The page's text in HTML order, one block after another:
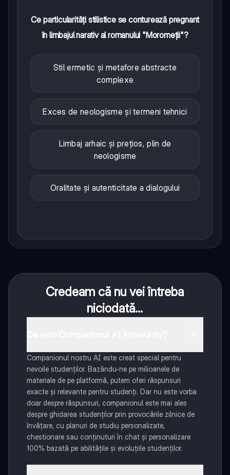
Ce particularități stilistice se conturează pregnant
în limbajul narativ al romanului "Moromeții"?
Stil ermetic și metafore abstracte
complexe
Exces de neologisme și termeni tehnici
Limbaj arhaic și prețios, plin de
neologisme
Oralitate și autenticitate a dialogului
Credeam că nu vei întreba
niciodată...
Companionul nostru AI este creat special pentru
nevoile studenților. Bazându-ne pe milioanele de
materiale de pe platformă, putem oferi răspunsuri
exacte și relevante pentru studenți. Dar nu este vorba
doar despre răspunsuri, companionul este mai ales
despre ghidarea studenților prin provocările zilnice de
învățare, cu planuri de studiu personalizate,
chestionare sau conținuturi în chat și personalizare
100% bazată pe abilitățile și evoluțiile studenților.